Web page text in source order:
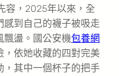
容，2025年以來，全
感到自己的襪子被吸走
飄盪。國公安機包養網
，依她收藏的四對完美
，其中一個杯子的把手